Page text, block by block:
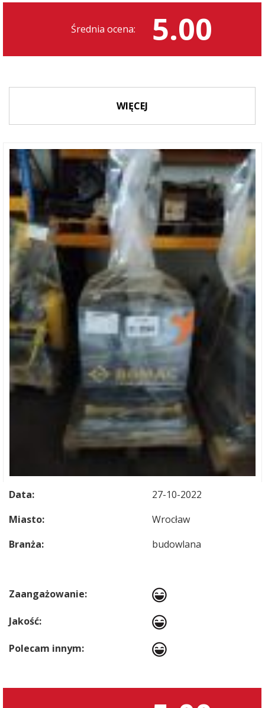
Średnia ocena: 5.00
WIĘCEJ
Data:
27-10-2022
Miasto:
Wrocław
Branża:
budowlana
Zaangażowanie:
Jakość:
Polecam innym: